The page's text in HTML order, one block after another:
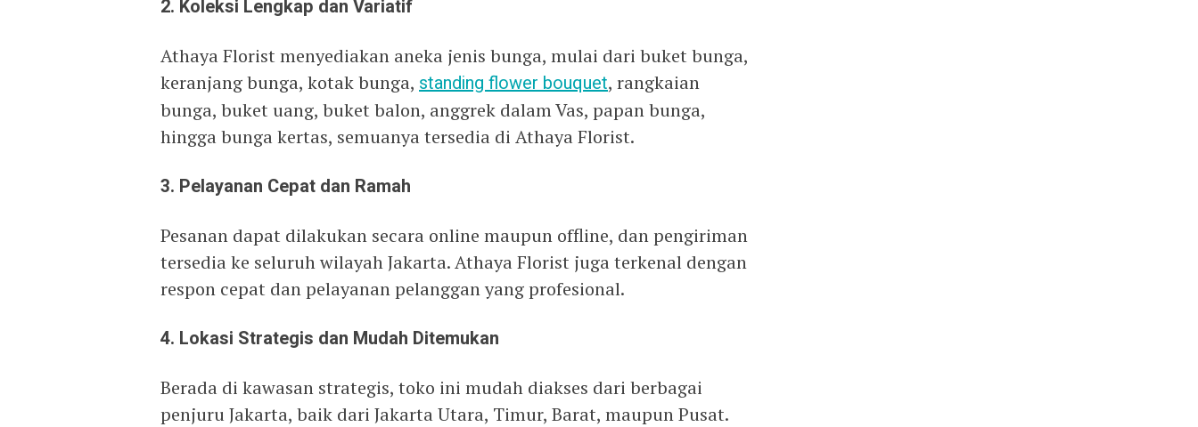
2. Koleksi Lengkap dan Variatif
Athaya Florist menyediakan aneka jenis bunga, mulai dari buket bunga,
keranjang bunga, kotak bunga, standing flower bouquet, rangkaian
bunga, buket uang, buket balon, anggrek dalam Vas, papan bunga,
hingga bunga kertas, semuanya tersedia di Athaya Florist.
3. Pelayanan Cepat dan Ramah
Pesanan dapat dilakukan secara online maupun offline, dan pengiriman
tersedia ke seluruh wilayah Jakarta. Athaya Florist juga terkenal dengan
respon cepat dan pelayanan pelanggan yang profesional.
4. Lokasi Strategis dan Mudah Ditemukan
Berada di kawasan strategis, toko ini mudah diakses dari berbagai
penjuru Jakarta, baik dari Jakarta Utara, Timur, Barat, maupun Pusat.